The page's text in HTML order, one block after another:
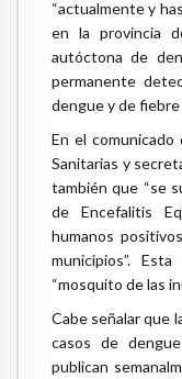
“actualmente y
en la provincia
autóctona de
permanente
dengue y de
En el
Sanitarias y
también que “se
de Encefalitis
humanos
municipios”.
“mosquito de las
Cabe señalar que
casos de
publican